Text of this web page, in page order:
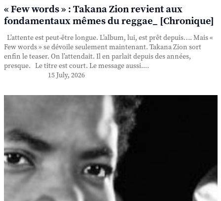
« Few words » : Takana Zion revient aux
fondamentaux mêmes du reggae_ [Chronique]
L’attente est peut-être longue. L’album, lui, est prêt depuis…. Mais «
Few words » se dévoile seulement maintenant. Takana Zion sort
enfin le teaser. On l’attendait. Il en parlait depuis des années,
presque. Le titre est court. Le message aussi....
15 July, 2026